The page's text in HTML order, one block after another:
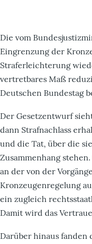
Die vom
Eingrenzung der
Straferleichterung
vertretbares Maß
Deutschen Bundestag
Der Gesetzentwurf
dann Strafnachlass
und die Tat, über die
Zusammenhang
an der von der
Kronzeugenregelung
ein zugleich
Damit wird das
Darüber hinaus fanden